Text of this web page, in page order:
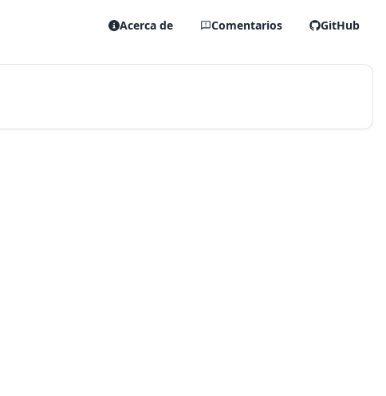
Acerca de Comentarios GitHub